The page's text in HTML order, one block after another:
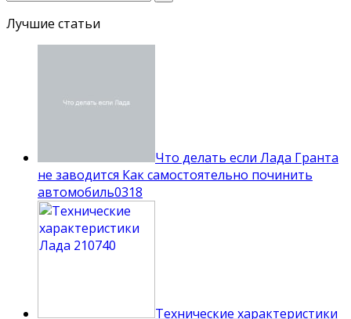
Лучшие статьи
Что делать если Лада Гранта
не заводится Как самостоятельно починить
автомобиль0318
Технические характеристики